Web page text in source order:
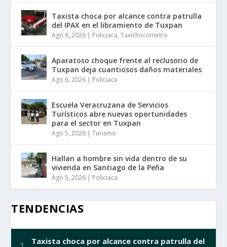
Taxista choca por alcance contra patrulla
del IPAX en el libramiento de Tuxpan
Ago 6, 2026 | Policiaca,Taxichocometro
Aparatoso choque frente al reclusorio de
Tuxpan deja cuantiosos daños materiales
Ago 6, 2026 | Policiaca
Escuela Veracruzana de Servicios
Turísticos abre nuevas oportunidades
para el sector en Tuxpan
Ago 5, 2026 |Turismo
Hallan a hombre sin vida dentro de su
vivienda en Santiago de la Peña
Ago 5, 2026 | Policiaca
TENDENCIAS